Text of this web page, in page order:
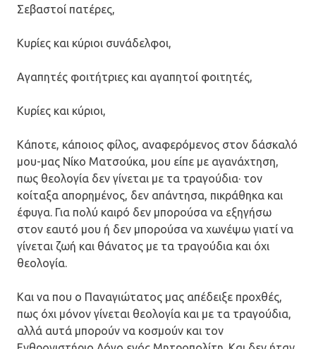
Σεβαστοί πατέρες,
Κυρίες και κύριοι συνάδελφοι,
Αγαπητές φοιτήτριες και αγαπητοί φοιτητές,
Κυρίες και κύριοι,
Κάποτε, κάποιος φίλος, αναφερόμενος στον δάσκαλό
μου-μας Νίκο Ματσούκα, μου είπε με αγανάχτηση,
πως θεολογία δεν γίνεται με τα τραγούδια· τον
κοίταξα απορημένος, δεν απάντησα, πικράθηκα και
έφυγα. Για πολύ καιρό δεν μπορούσα να εξηγήσω
στον εαυτό μου ή δεν μπορούσα να χωνέψω γιατί να
γίνεται ζωή και θάνατος με τα τραγούδια και όχι
θεολογία.
Και να που ο Παναγιώτατος μας απέδειξε προχθές,
πως όχι μόνον γίνεται θεολογία και με τα τραγούδια,
αλλά αυτά μπορούν να κοσμούν και τον